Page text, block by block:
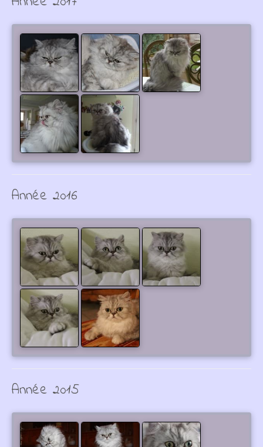
Année 2016
Année 2015